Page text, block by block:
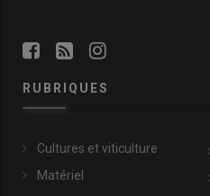
RUBRIQUES
Cultures et viticulture
Matériel